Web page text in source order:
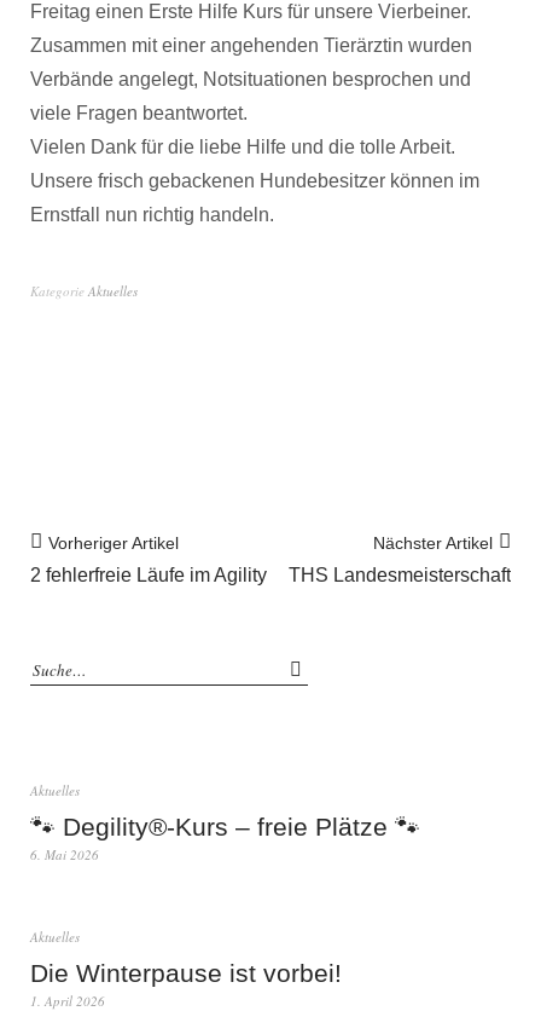
Freitag einen Erste Hilfe Kurs für unsere Vierbeiner.
Zusammen mit einer angehenden Tierärztin wurden
Verbände angelegt, Notsituationen besprochen und
viele Fragen beantwortet.
Vielen Dank für die liebe Hilfe und die tolle Arbeit.
Unsere frisch gebackenen Hundebesitzer können im
Ernstfall nun richtig handeln.
Kategorie Aktuelles
Vorheriger Artikel
2 fehlerfreie Läufe im Agility
Nächster Artikel
THS Landesmeisterschaft
Aktuelles
🐾 Degility®-Kurs – freie Plätze 🐾
6. Mai 2026
Aktuelles
Die Winterpause ist vorbei!
1. April 2026